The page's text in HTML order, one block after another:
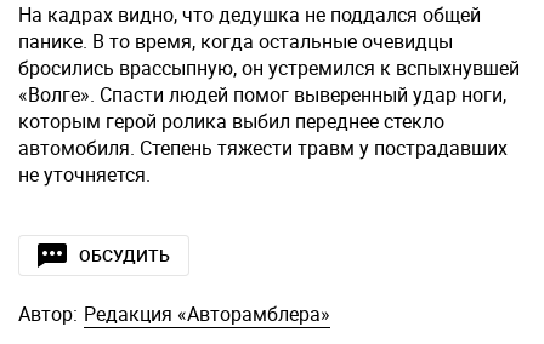
На кадрах видно, что дедушка не поддался общей
панике. В то время, когда остальные очевидцы
бросились врассыпную, он устремился к вспыхнувшей
«Волге». Спасти людей помог выверенный удар ноги,
которым герой ролика выбил переднее стекло
автомобиля. Степень тяжести травм у пострадавших
не уточняется.
ОБСУДИТЬ
Автор: Редакция «Авторамблера»